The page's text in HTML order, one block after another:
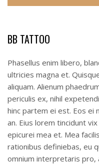
BB TATTOO
Phasellus enim libero,
ultricies magna et.
aliquam. Alienum
periculis ex, nihil
hinc partem ei est. Eos ei
an. Eius lorem tincidunt
epicurei mea et. Mea
rationibus definiebas, eu
omnium interpretaris pro,